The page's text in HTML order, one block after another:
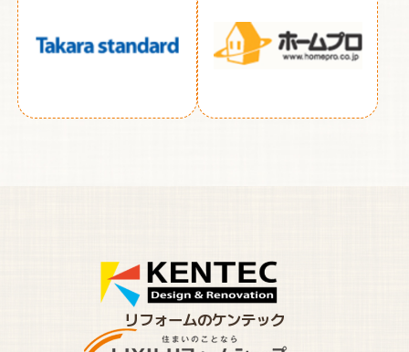
リフォームのケンテック